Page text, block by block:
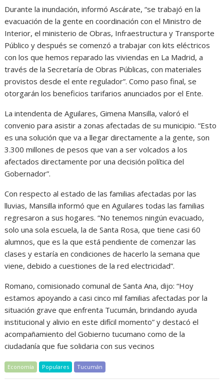
Durante la inundación, informó Ascárate, “se trabajó en la
evacuación de la gente en coordinación con el Ministro de
Interior, el ministerio de Obras, Infraestructura y Transporte
Público y después se comenzó a trabajar con kits eléctricos
con los que hemos reparado las viviendas en La Madrid, a
través de la Secretaría de Obras Públicas, con materiales
provistos desde el ente regulador”. Como paso final, se
otorgarán los beneficios tarifarios anunciados por el Ente.
La intendenta de Aguilares, Gimena Mansilla, valoró el
convenio para asistir a zonas afectadas de su municipio. “Esto
es una solución que va a llegar directamente a la gente, son
3.300 millones de pesos que van a ser volcados a los
afectados directamente por una decisión política del
Gobernador”.
Con respecto al estado de las familias afectadas por las
lluvias, Mansilla informó que en Aguilares todas las familias
regresaron a sus hogares. “No tenemos ningún evacuado,
solo una sola escuela, la de Santa Rosa, que tiene casi 60
alumnos, que es la que está pendiente de comenzar las
clases y estaría en condiciones de hacerlo la semana que
viene, debido a cuestiones de la red electricidad”.
Romano, comisionado comunal de Santa Ana, dijo: “Hoy
estamos apoyando a casi cinco mil familias afectadas por la
situación grave que enfrenta Tucumán, brindando ayuda
institucional y alivio en este difícil momento” y destacó el
acompañamiento del Gobierno tucumano como de la
ciudadanía que fue solidaria con sus vecinos
Economía Populares Tucumán